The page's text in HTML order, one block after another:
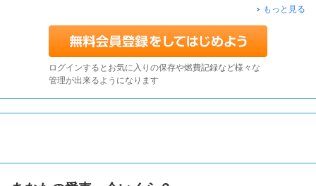
もっと見る
ログインするとお気に入りの保存や燃費記録など様々な
管理が出来るようになります